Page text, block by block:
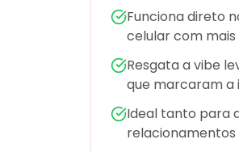
Funciona direto
celular com mais
Resgata a vibe
que marcaram a
Ideal tanto para
relacionamentos